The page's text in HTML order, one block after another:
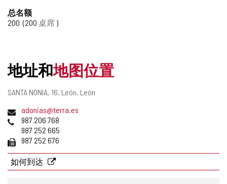
中
添
总名额
200 200 桌席
地址和地图位置
邮
地
址
SANTA NONIA, 16. León. León
电
子
件
地
址
adonias@terra.es
电
987 206 768
987 252 665
传
真
987 252 676
如何到达